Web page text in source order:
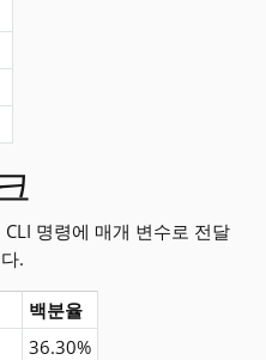
CLI 명령에 매개 변수로 전달
.
백분율
36.30%